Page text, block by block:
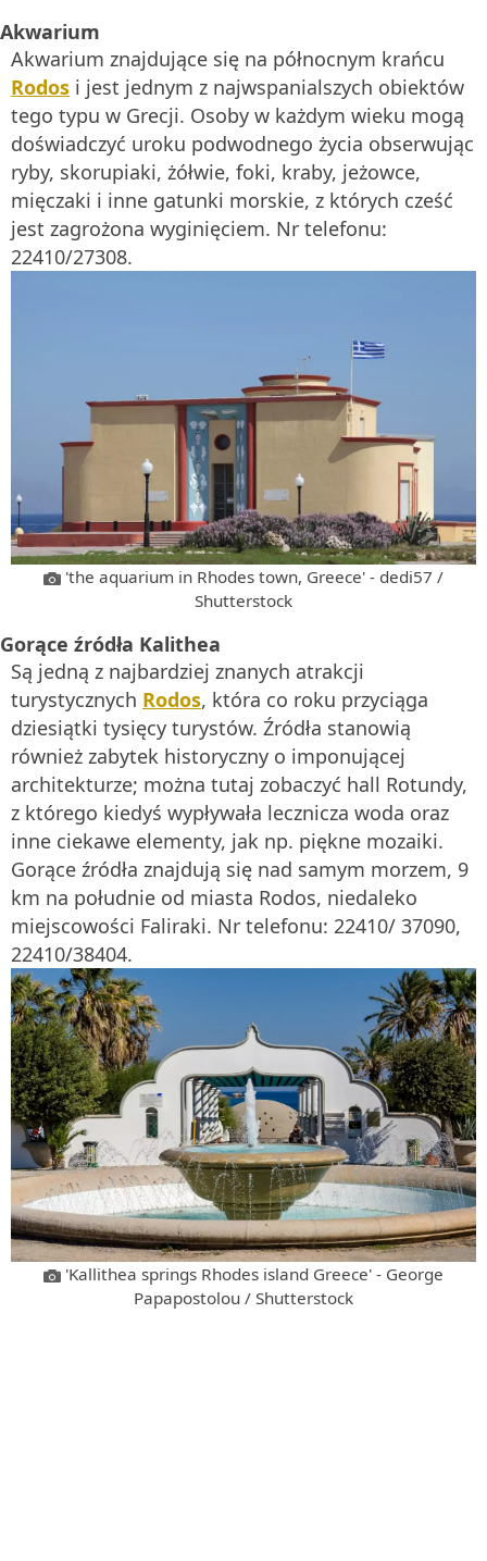
Akwarium
Akwarium znajdujące się na północnym krańcu
Rodos i jest jednym z najwspanialszych obiektów
tego typu w Grecji. Osoby w każdym wieku mogą
doświadczyć uroku podwodnego życia obserwując
ryby, skorupiaki, żółwie, foki, kraby, jeżowce,
mięczaki i inne gatunki morskie, z których cześć
jest zagrożona wyginięciem. Nr telefonu:
22410/27308.
'the aquarium in Rhodes town, Greece' - dedi57 /
Shutterstock
Gorące źródła Kalithea
Są jedną z najbardziej znanych atrakcji
turystycznych Rodos, która co roku przyciąga
dziesiątki tysięcy turystów. Źródła stanowią
również zabytek historyczny o imponującej
architekturze; można tutaj zobaczyć hall Rotundy,
z którego kiedyś wypływała lecznicza woda oraz
inne ciekawe elementy, jak np. piękne mozaiki.
Gorące źródła znajdują się nad samym morzem, 9
km na południe od miasta Rodos, niedaleko
miejscowości Faliraki. Nr telefonu: 22410/ 37090,
22410/38404.
'Kallithea springs Rhodes island Greece' - George
Papapostolou / Shutterstock